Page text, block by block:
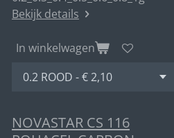
Bekijk details
In winkelwagen
NOVASTAR CS 116